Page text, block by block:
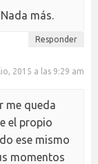
más.
Responder
2015 a las 9:29 am
me queda
el propio
ese mismo
momentos